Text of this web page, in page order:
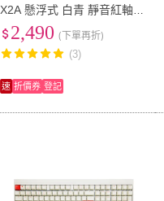
X2A 懸浮式 白青 靜音紅軸 P
BT中刻(KC200 二代軸 懸浮
式鍵盤 PBT中刻 鍵盤 電競)
2,490 (下單再折)
(3)
速 折價券 登記